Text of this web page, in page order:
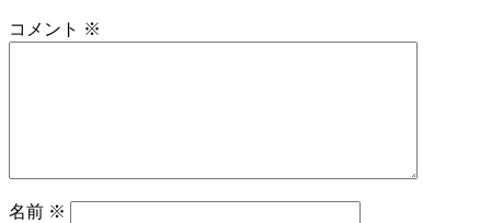
コメント ※
名前 ※